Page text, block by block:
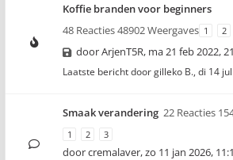
Koffie branden voor beginners
48 Reacties 48902 Weergaves 1 2
doorArjenT5R, ma 21 feb 2022,
Laatste bericht doorgilleko B., di 14
Smaak verandering 22 Reacties
1 2 3
doorcremalaver,zo 11 jan 2026,